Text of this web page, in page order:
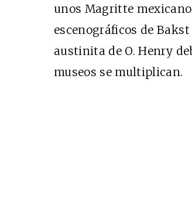
unos Magritte
escenográficos de
austinita de O. Henry
museos se multiplican.
SUSCRÍBETE